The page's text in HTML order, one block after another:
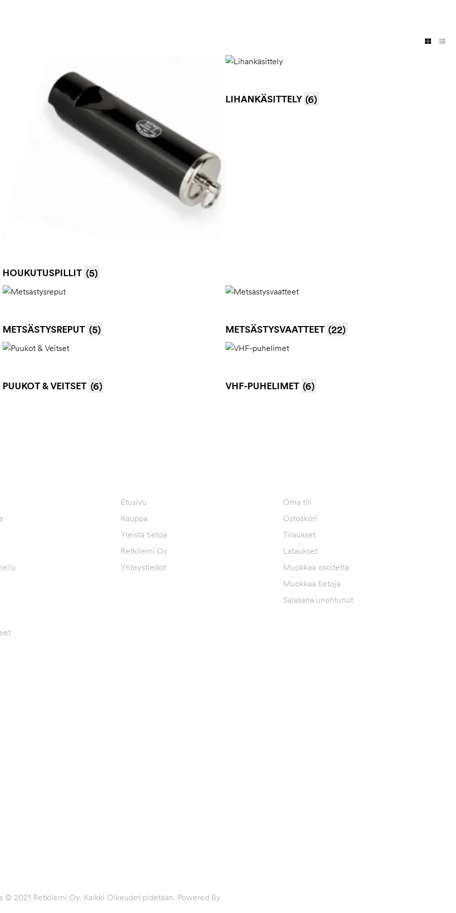
HOUKUTUSPILLIT (5)
LIHANKÄSITTELY (6)
METSÄSTYSREPUT (5) METSÄSTYSVAATTEET (22)
PUUKOT & VEITSET (6) VHF-PUHELIMET (6)
Etusivu
Kauppa
Yleistä tietoa
Retkilemi Oy
Yhteystiedot
Oma tili
Ostoskori
Tilaukset
Lataukset
Muokkaa osoitetta
Muokkaa tietoja
Salasana unohtunut
© 2021 Retkilemi Oy. Kaikki Oikeudet pidetään. Powered By